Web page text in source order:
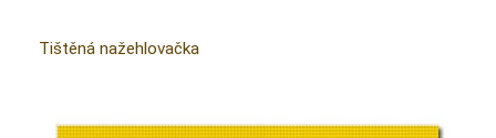
Tištěná nažehlovačka